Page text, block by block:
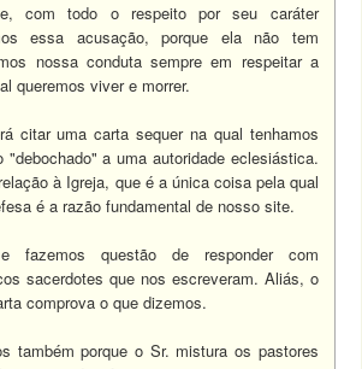
com todo o respeito por seu caráter
essa acusação, porque ela não tem
nossa conduta sempre em respeitar a
queremos viver e morrer.
citar uma carta sequer na qual tenhamos
"debochado" a uma autoridade eclesiástica.
à Igreja, que é a única coisa pela qual
é a razão fundamental de nosso site.
fazemos questão de responder com
sacerdotes que nos escreveram. Aliás, o
comprova o que dizemos.
também porque o Sr. mistura os pastores